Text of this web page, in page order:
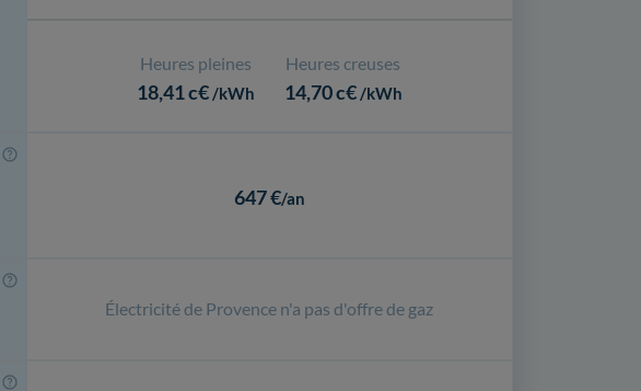
Heures pleines
18,41 c€ /kWh
Heures creuses
14,70 c€ /kWh
647 €/an
Électricité de Provence n'a pas d'offre de gaz